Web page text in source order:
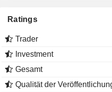
Ratings
Trader
Investment
Gesamt
Qualität der